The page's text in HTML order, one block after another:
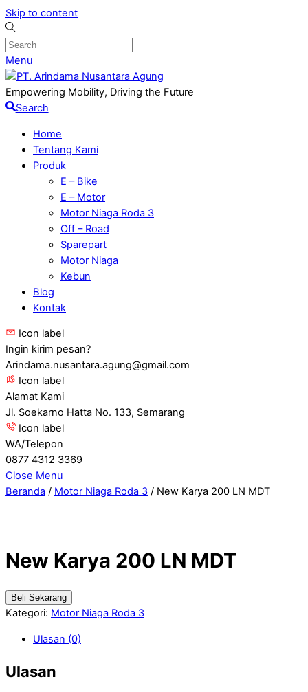
Skip to content
Menu
Empowering Mobility, Driving the Future
Search
Home
Tentang Kami
Produk
E – Bike
E – Motor
Motor Niaga Roda 3
Off – Road
Sparepart
Motor Niaga
Kebun
Blog
Kontak
Icon label
Ingin kirim pesan?
Arindama.nusantara.agung@gmail.com
Icon label
Alamat Kami
Jl. Soekarno Hatta No. 133, Semarang
Icon label
WA/Telepon
0877 4312 3369
Close Menu
Beranda / Motor Niaga Roda 3 / New Karya 200 LN MDT
New Karya 200 LN MDT
Beli Sekarang
Kategori: Motor Niaga Roda 3
Ulasan (0)
Ulasan